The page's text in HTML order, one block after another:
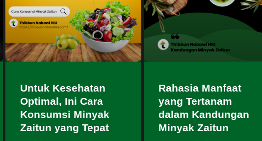
Untuk Kesehatan
Optimal, Ini Cara
Konsumsi Minyak
Zaitun yang Tepat
Rahasia Manfaat
yang Tertanam
dalam Kandungan
Minyak Zaitun